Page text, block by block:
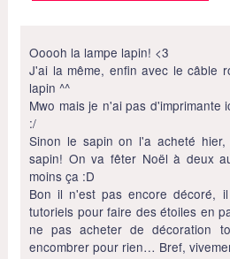
Ooooh la lampe lapin! <3
J'ai la même, enfin avec le câble
lapin ^^
Mwo mais je n'ai pas
:/
Sinon le sapin on l'a acheté
sapin! On va fêter Noël à deux
moins ça :D
Bon il n'est pas encore décoré,
tutoriels pour faire des étoiles en
ne pas acheter de décoration
encombrer pour rien… Bref,